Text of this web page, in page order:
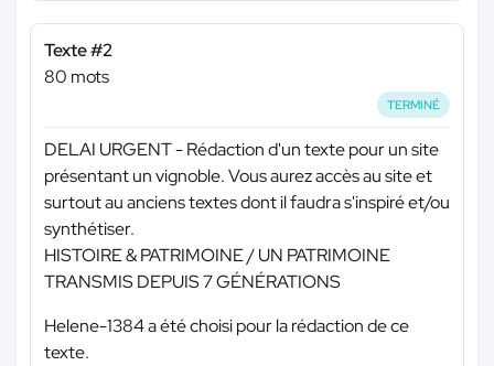
Texte #2
80 mots
TERMINÉ
DELAI URGENT - Rédaction d'un texte pour un site
présentant un vignoble. Vous aurez accès au site et
surtout au anciens textes dont il faudra s'inspiré et/ou
synthétiser.
HISTOIRE & PATRIMOINE / UN PATRIMOINE
TRANSMIS DEPUIS 7 GÉNÉRATIONS
Helene-1384 a été choisi pour la rédaction de ce
texte.